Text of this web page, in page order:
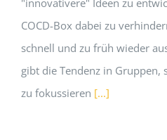
COCD-Box dabei zu
schnell und zu früh wieder
gibt die Tendenz in Gruppen,
zu fokussieren [...]